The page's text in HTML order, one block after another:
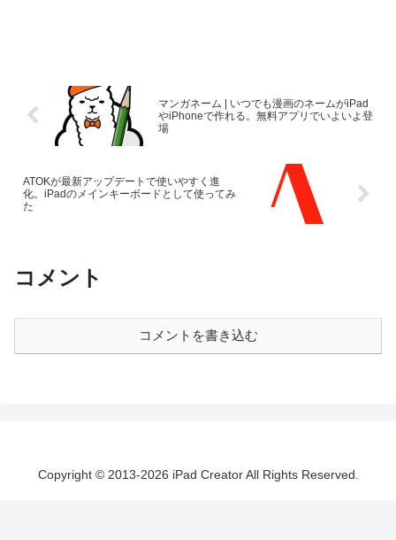
マンガネーム | いつでも漫画のネームがiPad
やiPhoneで作れる。無料アプリでいよいよ登
場
ATOKが最新アップデートで使いやすく進
化。iPadのメインキーボードとして使ってみ
た
コメント
コメントを書き込む
Copyright © 2013-2026 iPad Creator All Rights Reserved.